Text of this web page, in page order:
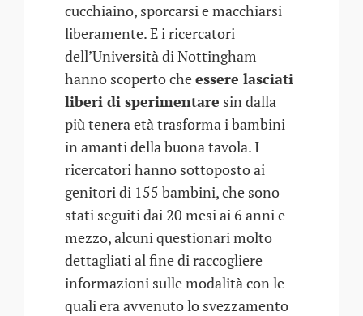
cucchiaino, sporcarsi e macchiarsi
liberamente. E i ricercatori
dell’Università di Nottingham
hanno scoperto cheessere lasciati
liberi di sperimentare sin dalla
più tenera età trasforma i bambini
in amanti della buona tavola. I
ricercatori hanno sottoposto ai
genitori di 155 bambini, che sono
stati seguiti dai 20 mesi ai 6 anni e
mezzo, alcuni questionari molto
dettagliati al fine di raccogliere
informazioni sulle modalità con le
quali era avvenuto lo svezzamento